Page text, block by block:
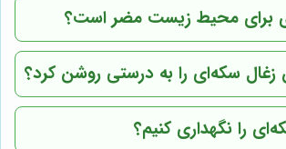
برای محیط زیست مضر است؟
زغال سکه‌ای را به درستی روشن کرد؟
را نگهداری کنیم؟